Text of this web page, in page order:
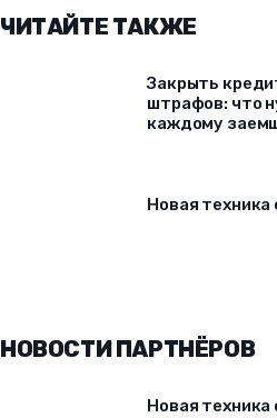
ЧИТАЙТЕ ТАКЖЕ
Закрыть
штрафов: что
каждому
Новая
НОВОСТИ ПАРТНЁРОВ
Новая